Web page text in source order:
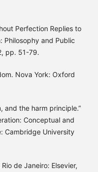
Perfection Replies to
Philosophy and Public
pp. 51-79.
Nova York: Oxford
and the harm principle.”
Conceptual and
Cambridge University
de Janeiro: Elsevier,